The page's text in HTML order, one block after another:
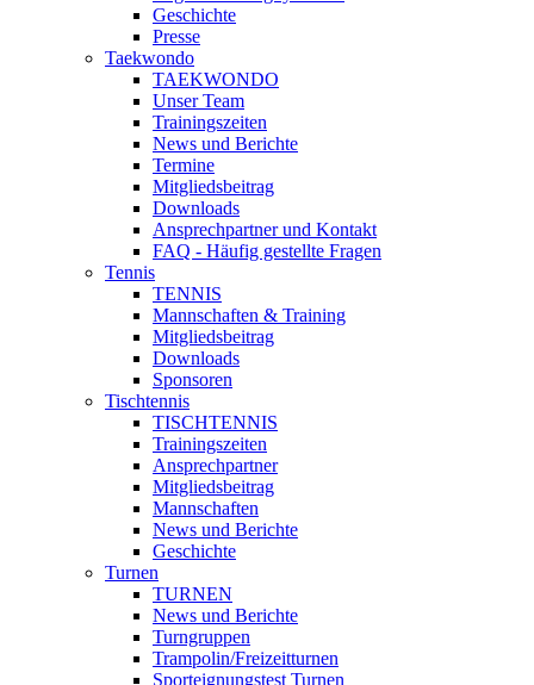
Geschichte
Presse
Taekwondo
TAEKWONDO
Unser Team
Trainingszeiten
News und Berichte
Termine
Mitgliedsbeitrag
Downloads
Ansprechpartner und Kontakt
FAQ - Häufig gestellte Fragen
Tennis
TENNIS
Mannschaften & Training
Mitgliedsbeitrag
Downloads
Sponsoren
Tischtennis
TISCHTENNIS
Trainingszeiten
Ansprechpartner
Mitgliedsbeitrag
Mannschaften
News und Berichte
Geschichte
Turnen
TURNEN
News und Berichte
Turngruppen
Trampolin/Freizeitturnen
Sporteignungstest Turnen